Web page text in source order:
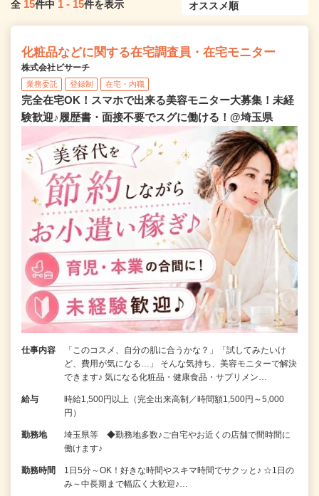
全 15件中 1 - 15件を表示
化粧品などに関する在宅調査員・在宅モニター
株式会社ビサーチ
業務委託 登録制 在宅・内職
完全在宅OK！スマホで出来る美容モニター大募集！未経
験歓迎♪履歴書・面接不要でスグに働ける！@埼玉県
仕事内容
「このコスメ、自分の肌に合うかな？」「試してみたいけ
ど、費用が気になる…」 そんな気持ち、美容モニターで解決
できます♪ 気になる化粧品・健康食品・サプリメン…
給与
時給1,500円以上（完全出来高制／時間額1,500円～5,000
円）
勤務地
埼玉県等 ◆勤務地多数♪ご自宅やお近くの店舗で間時間に
働けます♪
勤務時間
1日5分～OK！好きな時間やスキマ時間でサクッと♪ ☆1日の
み～中長期まで幅広く大歓迎♪…